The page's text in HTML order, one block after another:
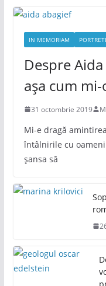
IN MEMORIAM
Despre
așa cum
31 octombrie 2019
Mi-e dragă
întâlnirile cu
șansa să